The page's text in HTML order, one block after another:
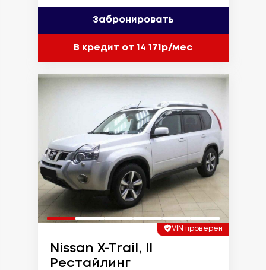
Забронировать
В кредит от 14 171р/мес
VIN проверен
Nissan X-Trail, II
Рестайлинг